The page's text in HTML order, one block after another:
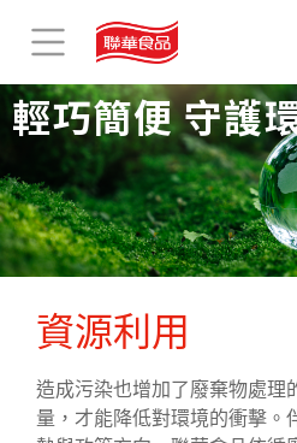
輕巧簡便 守護
資源利用
造成污染也增加了廢棄物處理
量，才能降低對環境的衝擊。